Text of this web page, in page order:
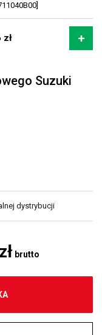
zł
Suzuki
dystrybucji
brutto